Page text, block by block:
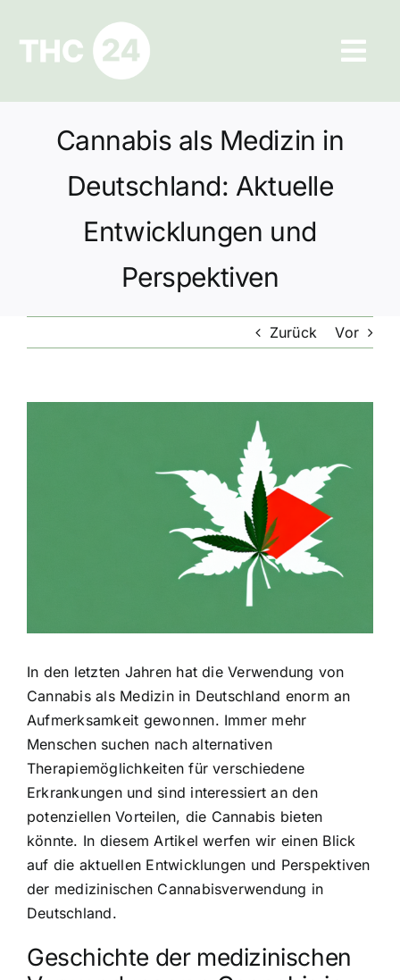
springen
Ratgeber
Datenschutz
Cannabis als Medizin in
Deutschland: Aktuelle
Entwicklungen und
Perspektiven
Zurück Vor
In den letzten Jahren hat die Verwendung von
Cannabis als Medizin in Deutschland enorm an
Aufmerksamkeit gewonnen. Immer mehr
Menschen suchen nach alternativen
Therapiemöglichkeiten für verschiedene
Erkrankungen und sind interessiert an den
potenziellen Vorteilen, die Cannabis bieten
könnte. In diesem Artikel werfen wir einen Blick
auf die aktuellen Entwicklungen und Perspektiven
der medizinischen Cannabisverwendung in
Deutschland.
Geschichte der medizinischen